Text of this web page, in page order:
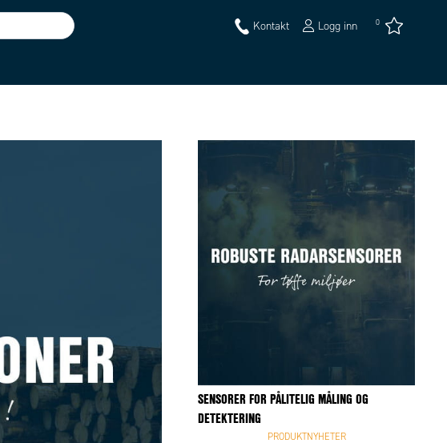
Kontakt Logg inn 0
SENSORER FOR PÅLITELIG MÅLING OG
DETEKTERING
PRODUKTNYHETER